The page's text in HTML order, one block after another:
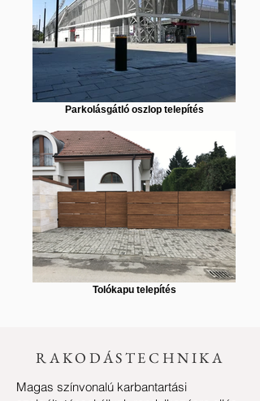
Parkolásgátló oszlop telepítés
Tolókapu telepítés
RAKODÁSTECHNIKA
Magas színvonalú karbantartási